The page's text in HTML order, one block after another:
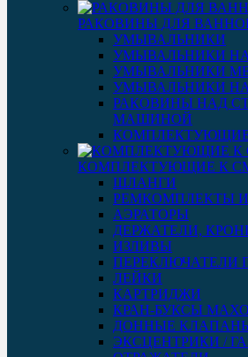
РАКОВИНЫ ДЛЯ
УМЫВАЛЬНИКИ
УМЫВАЛЬНИКИ
УМЫВАЛЬНИКИ
УМЫВАЛЬНИКИ
РАКОВИНЫ НАД
МАШИНОЙ
КОМПЛЕКТУЮЩИЕ К
ШЛАНГИ
РЕМКОМПЛЕКТЫ
АЭРАТОРЫ
ДЕРЖАТЕЛИ,
ИЗЛИВЫ
ПЕРЕКЛЮЧАТЕЛИ
ЛЕЙКИ
КАРТРИДЖИ
КРАН-БУКСЫ
ДОННЫЕ
ЭКСЦЕНТРИКИ /